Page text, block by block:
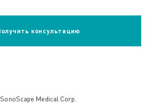
SonoScape Medical Corp.